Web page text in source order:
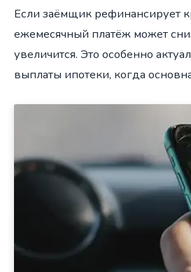
Если заёмщик рефинансирует
ежемесячный платёж может
увеличится. Это особенно
выплаты ипотеки, когда